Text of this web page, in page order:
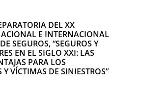
DEL XX
E INTERNACIONAL
SEGUROS, “SEGUROS Y
EN EL SIGLO XXI: LAS
PARA LOS
Y VÍCTIMAS DE SINIESTROS”